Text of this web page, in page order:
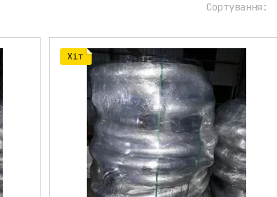
Сортування:
Хіт